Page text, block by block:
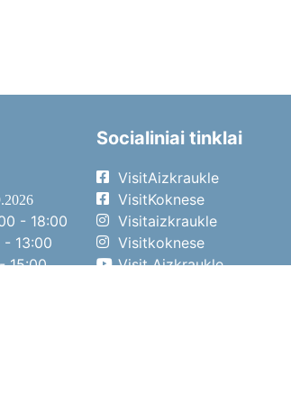
- 18:00
13:00
15:00
Socialiniai tinklai
VisitAizkraukle
VisitKoknese
Visitaizkraukle
Visitkoknese
Visit Aizkraukle